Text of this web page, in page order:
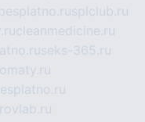
splclub.ru
cleanmedicine.ru
seks-365.ru